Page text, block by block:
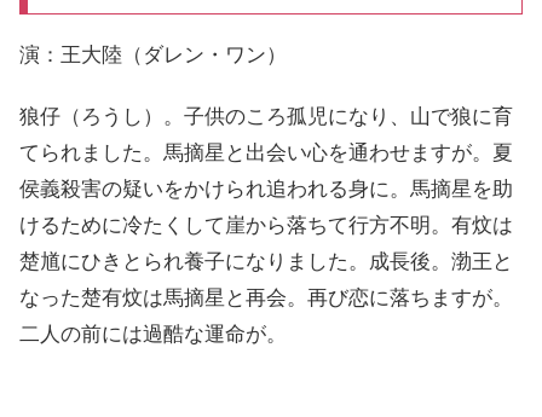
演：王大陸（ダレン・ワン）
狼仔（ろうし）。子供のころ孤児になり、山で狼に育
てられました。馬摘星と出会い心を通わせますが。夏
侯義殺害の疑いをかけられ追われる身に。馬摘星を助
けるために冷たくして崖から落ちて行方不明。有炆は
楚馗にひきとられ養子になりました。成長後。渤王と
なった楚有炆は馬摘星と再会。再び恋に落ちますが。
二人の前には過酷な運命が。